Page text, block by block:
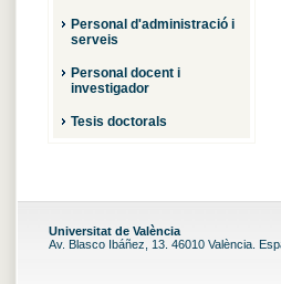
Personal d'administració i
serveis
Personal docent i
investigador
Tesis doctorals
Universitat de València
Av. Blasco Ibáñez, 13. 46010 València.